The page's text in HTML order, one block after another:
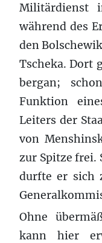
Militärdienst
während des
den
Tscheka. Dort
bergan;
Funktion
Leiters der
von
zur Spitze frei.
durfte er sich
Ohne
kann hier